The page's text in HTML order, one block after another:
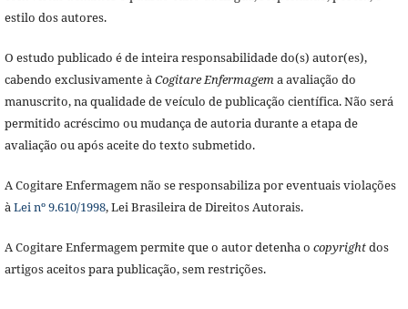
estilo dos autores.
O estudo publicado é de inteira responsabilidade do(s) autor(es),
cabendo exclusivamente à Cogitare Enfermagem a avaliação do
manuscrito, na qualidade de veículo de publicação científica. Não será
permitido acréscimo ou mudança de autoria durante a etapa de
avaliação ou após aceite do texto submetido.
A Cogitare Enfermagem não se responsabiliza por eventuais violações
àLei nº 9.610/1998, Lei Brasileira de Direitos Autorais.
A Cogitare Enfermagem permite que o autor detenha o copyrightdos
artigos aceitos para publicação, sem restrições.